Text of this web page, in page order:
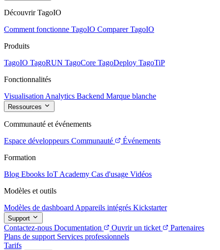
Découvrir TagoIO
Comment fonctionne TagoIO Comparer TagoIO
Produits
TagoIO TagoRUN TagoCore TagoDeploy TagoTiP
Fonctionnalités
Visualisation Analytics Backend Marque blanche
Ressources
Communauté et événements
Espace développeurs Communauté
Événements
Formation
Blog Ebooks IoT Academy Cas d'usage Vidéos
Modèles et outils
Modèles de dashboard Appareils intégrés Kickstarter
Support
Contactez-nous Documentation Ouvrir un ticket
Partenaires
Plans de support Services professionnels
Tarifs